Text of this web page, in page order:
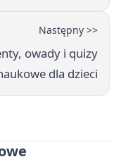
Następny >>
owady i quizy
dla dzieci